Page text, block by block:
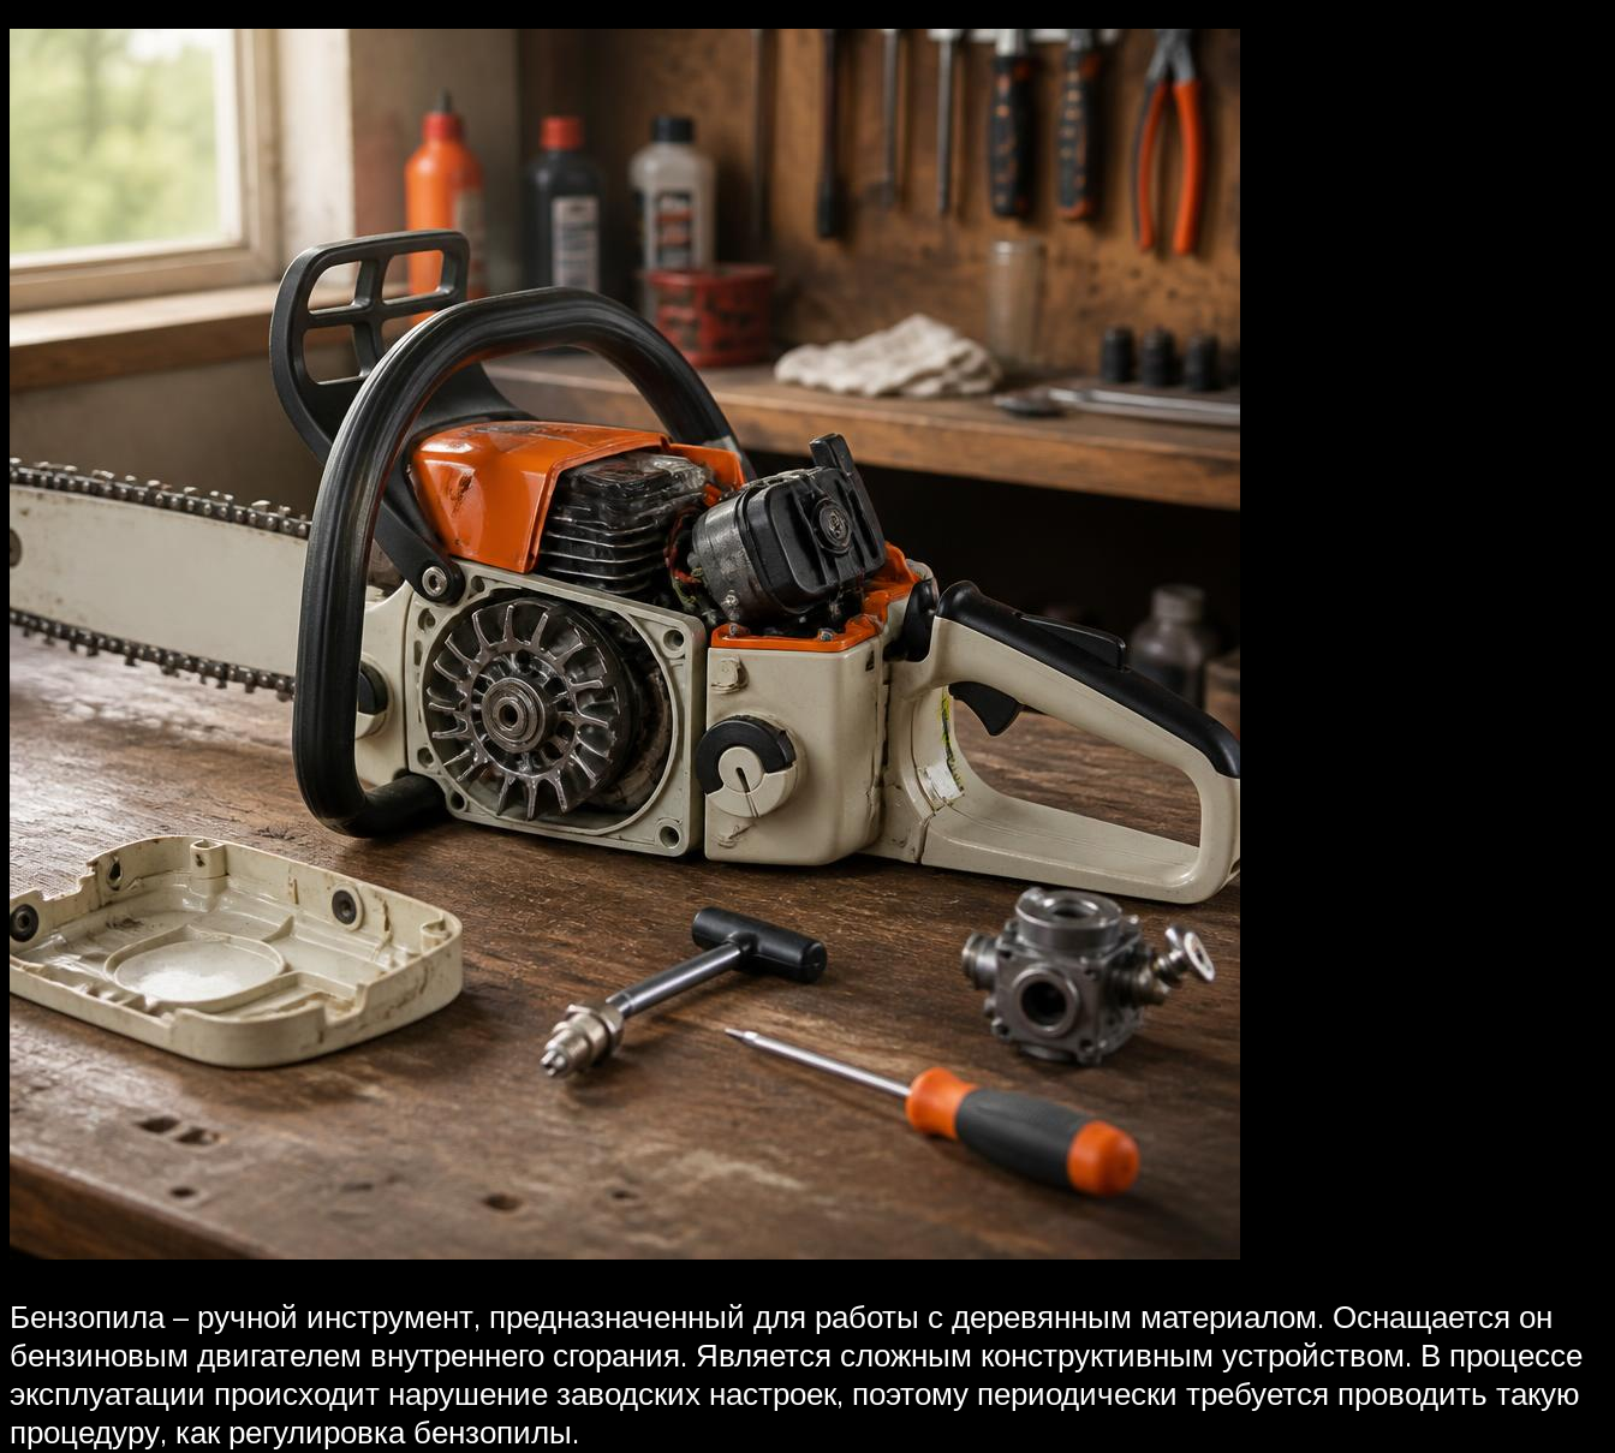
Бензопила – ручной инструмент, предназначенный для работы с деревянным материалом. Оснащается он
бензиновым двигателем внутреннего сгорания. Является сложным конструктивным устройством. В процессе
эксплуатации происходит нарушение заводских настроек, поэтому периодически требуется проводить такую
процедуру, как регулировка бензопилы.